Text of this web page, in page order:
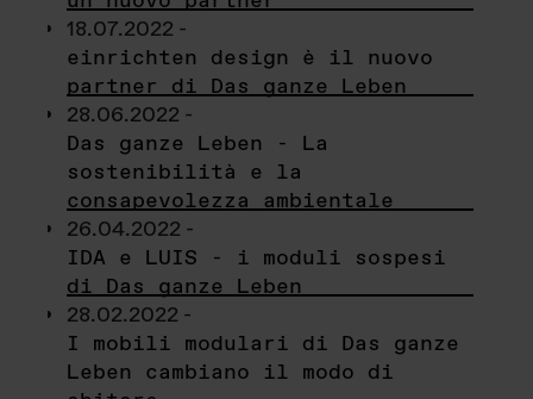
18.07.2022 -
einrichten design è il nuovo
partner di Das ganze Leben
28.06.2022 -
Das ganze Leben - La
sostenibilità e la
consapevolezza ambientale
26.04.2022 -
IDA e LUIS - i moduli sospesi
di Das ganze Leben
28.02.2022 -
I mobili modulari di Das ganze
Leben cambiano il modo di